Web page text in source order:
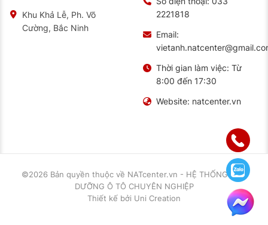
Khu Khả Lễ, Ph. Võ
Cường, Bắc Ninh
2221818
Email:
Thời gian làm việc: Từ
8:00 đến 17:30
Website: natcenter.vn
©2026 Bản quyền thuộc về NATcenter.vn - HỆ THỐNG BẢO
DƯỠNG Ô TÔ CHUYÊN NGHIỆP
Thiết kế bởi Uni Creation